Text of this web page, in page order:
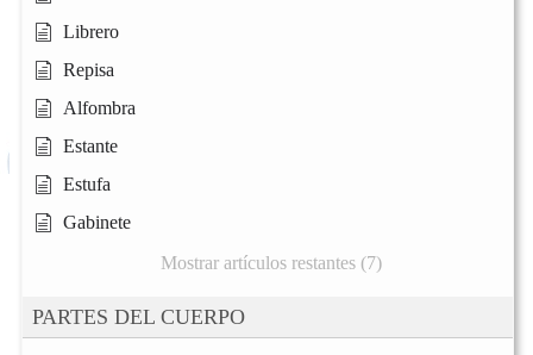
Librero
Repisa
Alfombra
Estante
Estufa
Gabinete
Mostrar artículos restantes (7)
PARTES DEL CUERPO